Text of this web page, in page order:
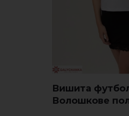
Вишита
Волошкове